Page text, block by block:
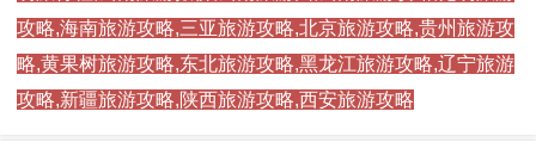
攻略,海南旅游攻略,三亚旅游攻略,北京旅游攻略,贵州旅游攻
略,黄果树旅游攻略,东北旅游攻略,黑龙江旅游攻略,辽宁旅游
攻略,新疆旅游攻略,陕西旅游攻略,西安旅游攻略